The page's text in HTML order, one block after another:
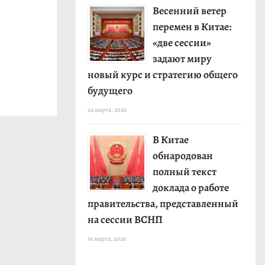
Весенний ветер
перемен в Китае:
«две сессии»
задают миру
новый курс и стратегию общего
будущего
24 марта, 2026
В Китае
обнародован
полный текст
доклада о работе
правительства, представленный
на сессии ВСНП
16 марта, 2026